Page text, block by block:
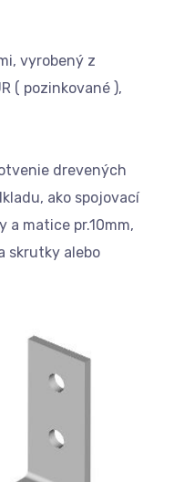
vyrobený z
( pozinkované ),
drevených
ako spojovací
a matice pr.10mm,
skrutky alebo